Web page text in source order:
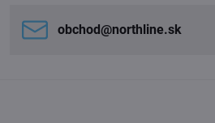
obchod​@northline​.sk